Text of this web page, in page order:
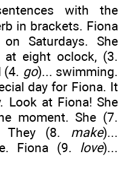
with the
in brackets. Fiona
Saturdays. She
at eight oclock, (3.
(4. go)... swimming.
day for Fiona. It
Look at Fiona! She
moment. She (7.
They (8. make)...
Fiona (9. love)...